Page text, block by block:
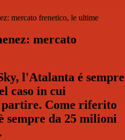
mercato frenetico, le ultime
mercato
l'Atalanta é sempre
caso in cui
partire. Come riferito
sempre da 25 milioni